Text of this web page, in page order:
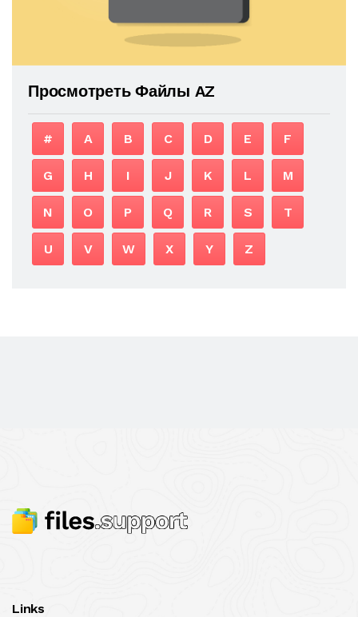
Просмотреть Файлы AZ
# A B C D E F
G H I J K L M
N O P Q R S T
U V W X Y Z
Links